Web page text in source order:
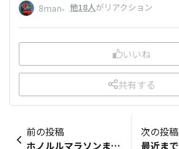
8man、 他18人がリアクション
いいね
共有する
前の投稿
ホノルルマラソンまで【あと274日】 アロハ～🌈 春が来た～🎶 という感じの週末ですね。 友人が今日、ビニールハウスの中で 農作業をしたら、 今年、初❗日焼けしたと 話してくれました。 ビーチのんびりも あと少しかな⁉️ いい週末をお過ごしください＼(^^)／ 今日もありがとうございました。
次の投稿